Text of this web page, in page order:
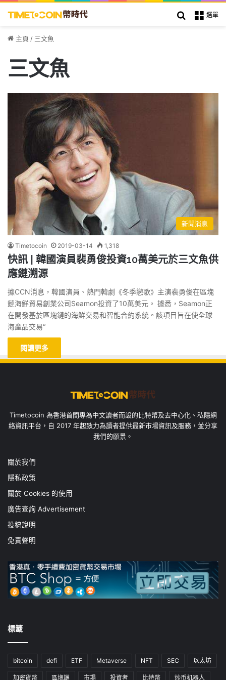
選單
搜索
主頁 / 三文魚
三文魚
新聞消息
Timetocoin 2019-03-14 1,318
快訊 | 韓國演員裴勇俊投資10萬美元於三文魚供
應鏈溯源
據CCN消息，韓國演員、熱門韓劇《冬季戀歌》主演裴勇俊在區塊
鏈海鮮貿易創業公司Seamon投資了10萬美元。 據悉，Seamon正
在開發基於區塊鏈的海鮮交易和智能合約系統。該項目旨在使全球
海產品交易“
閱讀更多
Timetocoin 為香港首間專為中文讀者而設的比特幣及去中心化、私隱網
絡資訊平台，自 2017 年起致力為讀者提供最新市場資訊及服務，並分享
我們的願景。
關於我們
隱私政策
關於 Cookies 的使用
廣告查詢 Advertisement
投稿說明
免責聲明
標籤
bitcoin defi ETF Metaverse NFT SEC 以太坊
加密貨幣 區塊鏈 市場 投資者 比特幣 炒币机器人